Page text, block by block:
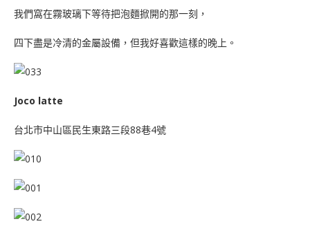
我們窩在霧玻璃下等待把泡麵掀開的那一刻，
四下盡是冷清的金屬設備，但我好喜歡這樣的晚上。
Joco latte
台北市中山區民生東路三段88巷4號